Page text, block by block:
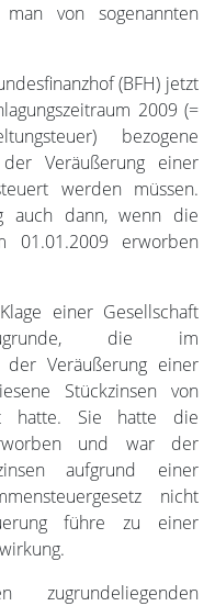
von sogenannten
(BFH) jetzt
2009 (=
bezogene
Veräußerung einer
werden müssen.
auch dann, wenn die
01.01.2009 erworben
einer Gesellschaft
die im
der Veräußerung einer
Stückzinsen von
hatte. Sie hatte die
und war der
aufgrund einer
nicht
führe zu einer